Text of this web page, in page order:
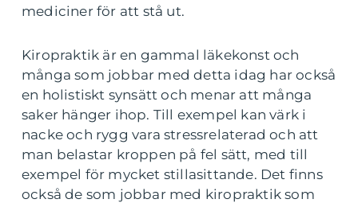
mediciner för att stå ut.
Kiropraktik är en gammal läkekonst och
många som jobbar med detta idag har också
en holistiskt synsätt och menar att många
saker hänger ihop. Till exempel kan värk i
nacke och rygg vara stressrelaterad och att
man belastar kroppen på fel sätt, med till
exempel för mycket stillasittande. Det finns
också de som jobbar med kiropraktik som